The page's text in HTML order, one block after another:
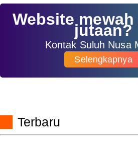
Website
jutaan?
Kontak Suluh Nusa
Selengkapnya
Terbaru